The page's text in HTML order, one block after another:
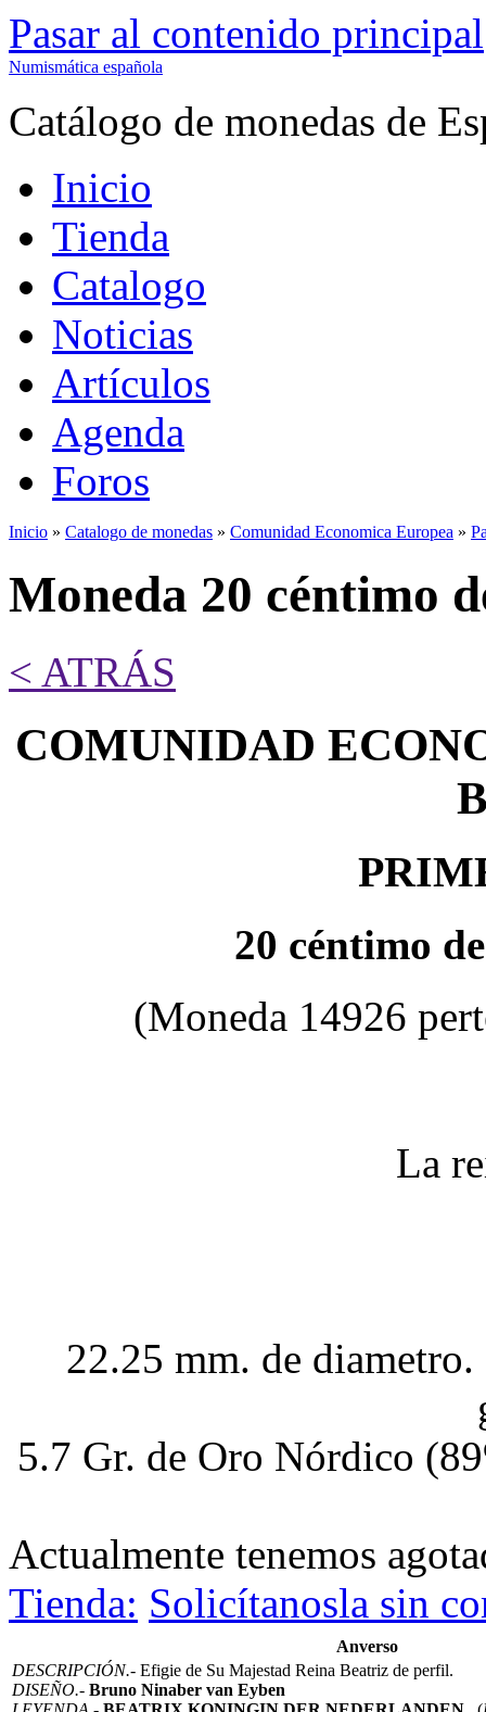
Pasar al contenido principal
Numismática española
Catálogo de monedas de
Inicio
Tienda
Catalogo
Noticias
Artículos
Agenda
Foros
Inicio » Catalogo de monedas » Comunidad Economica Europea »
Moneda 20 céntimo
< ATRÁS
COMUNIDAD
20 céntimo
(Moneda 14926
La
22.25 mm. de
5.7 Gr. de Oro Nórdico
Actualmente tenemos
Tienda: Solicítanosla sin
Anverso
DESCRIPCIÓN.- Efigie de Su Majestad Reina Beatriz de perfil.
DISEÑO.- Bruno Ninaber van Eyben